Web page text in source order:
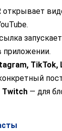
открывает
приложении.
TikTok,
Twitch — для